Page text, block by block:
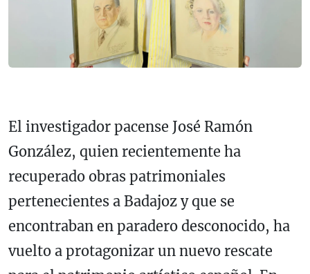
El investigador pacense José Ramón
González, quien recientemente ha
recuperado obras patrimoniales
pertenecientes a Badajoz y que se
encontraban en paradero desconocido, ha
vuelto a protagonizar un nuevo rescate